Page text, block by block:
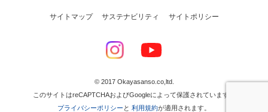
サイトマップ サステナビリティ サイトポリシー
© 2017 Okayasanso.co,ltd.
このサイトはreCAPTCHAおよびGoogleによって保護されています。
プライバシーポリシー と 利用規約が適用されます。